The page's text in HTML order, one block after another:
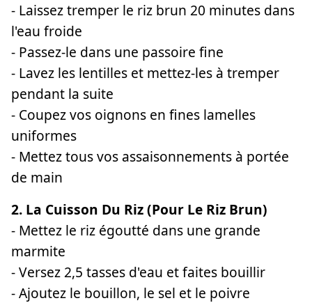
- Laissez tremper le riz brun 20 minutes dans
l'eau froide
- Passez-le dans une passoire fine
- Lavez les lentilles et mettez-les à tremper
pendant la suite
- Coupez vos oignons en fines lamelles
uniformes
- Mettez tous vos assaisonnements à portée
de main
2. La Cuisson Du Riz (pour Le Riz Brun)
- Mettez le riz égoutté dans une grande
marmite
- Versez 2,5 tasses d'eau et faites bouillir
- Ajoutez le bouillon, le sel et le poivre